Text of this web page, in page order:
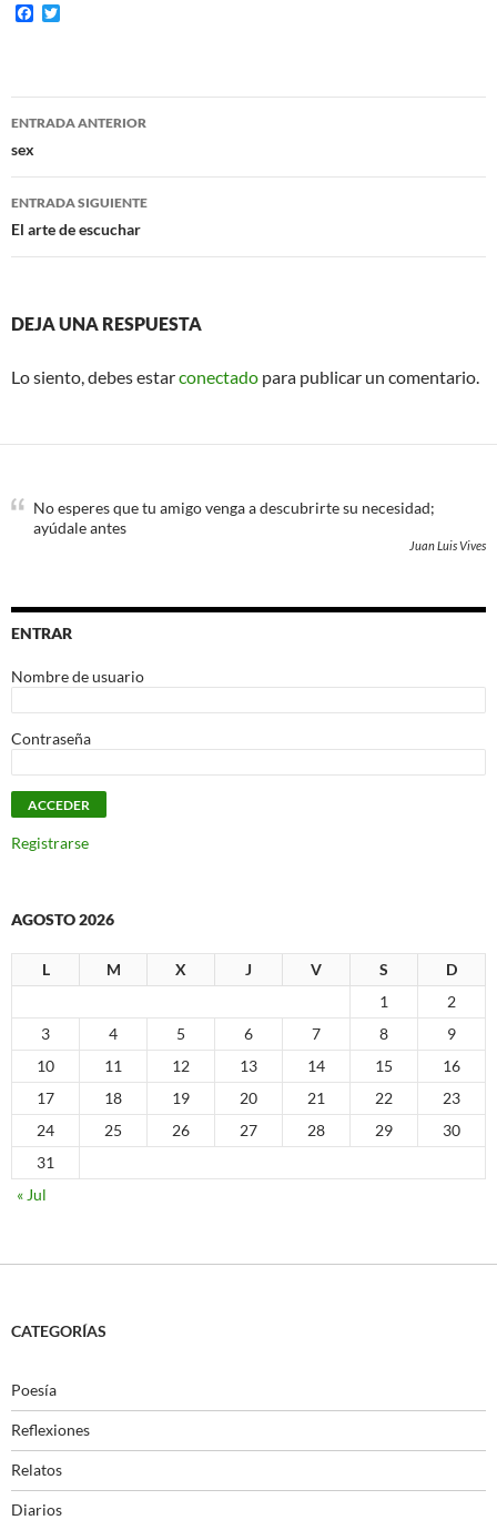
F
o
o
e
r
Navegación
de
entradas
ENTRADA ANTERIOR
sex
ENTRADA SIGUIENTE
El arte de escuchar
DEJA UNA RESPUESTA
Lo siento, debes estarconectado para publicar un comentario.
No esperes que tu amigo venga a descubrirte su necesidad;
ayúdale antes
Juan Luis Vives
ENTRAR
Nombre de usuario
Contraseña
Registrarse
AGOSTO 2026
L M X J V S
D
1
2
3
4 5 6 7 8
9
10
11 12 13 14 15
16
17
18 19 20 21 22
23
24
25 26 27 28 29
30
31
« Jul
CATEGORÍAS
Poesía
Reflexiones
Relatos
Diarios